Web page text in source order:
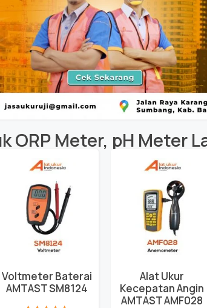
ORP Meter, pH Meter
Voltmeter Baterai
AMTAST SM8124
Alat Ukur
Kecepatan Angin
AMTAST AMF028